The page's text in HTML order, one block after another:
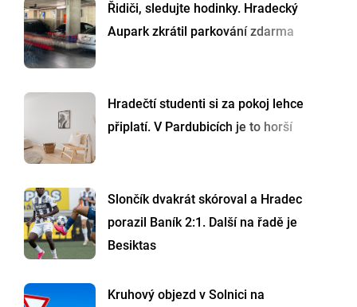
Řidiči, sledujte hodinky. Hradecký
Aupark zkrátil parkování zdarma
Hradečtí studenti si za pokoj lehce
připlatí. V Pardubicích je to horší
Slončík dvakrát skóroval a Hradec
porazil Baník 2:1. Další na řadě je
Besiktas
Kruhový objezd v Solnici na